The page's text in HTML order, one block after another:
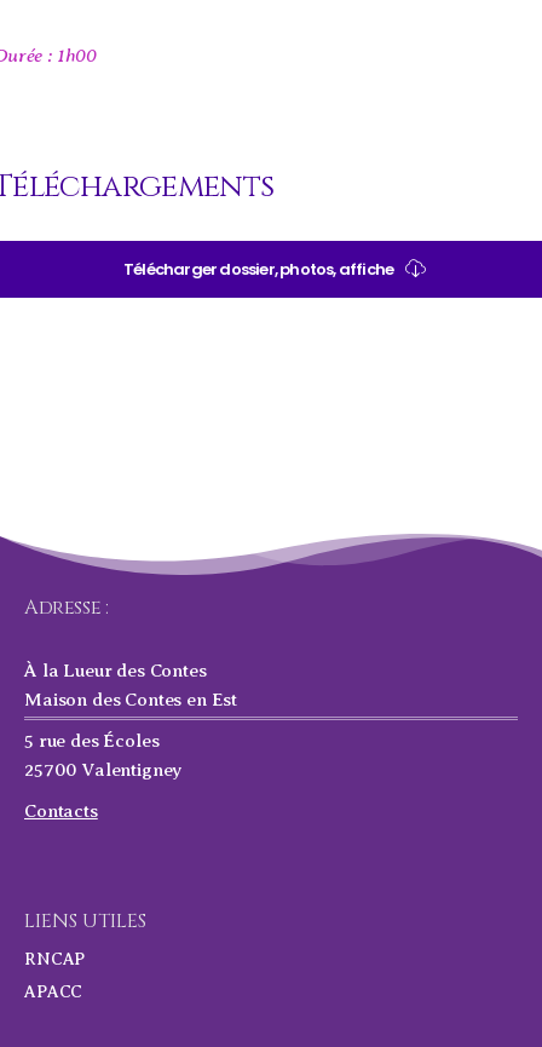
: 1h00
Télécharger dossier, photos, affiche
Adresse :
À la Lueur des Contes
Maison des Contes en Est
5 rue des Écoles
25700 Valentigney
Contacts
LIENS UTILES
RNCAP
APACC